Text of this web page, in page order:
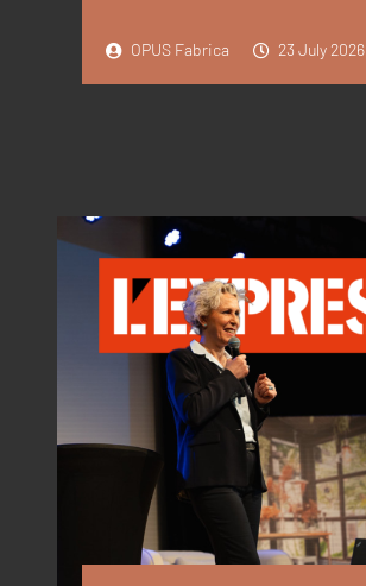
OPUS Fabrica 23 July 2026